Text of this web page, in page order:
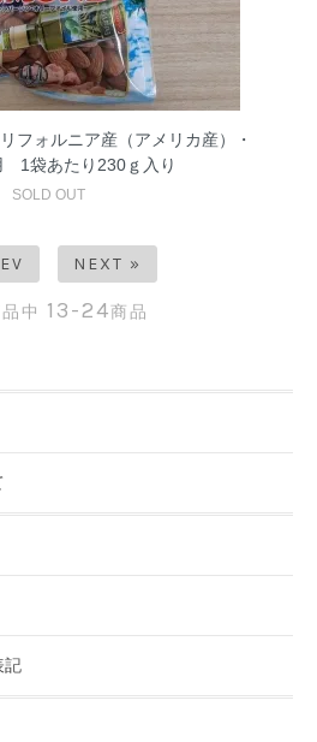
フォルニア産（アメリカ産）・
1袋あたり230ｇ入り
SOLD OUT
NEXT »
中 13-24商品
記